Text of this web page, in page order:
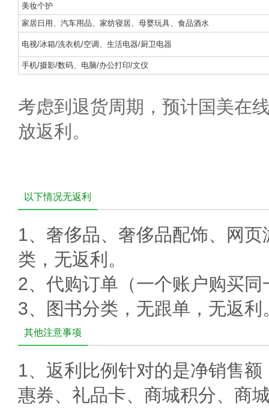
美妆个护
家居日用、汽车用品、家纺寝居、母婴玩具、食品酒水
电视/冰箱/洗衣机/空调、生活电器/厨卫电器
手机/摄影/数码、电脑/办公打印/文仪
考虑到退货周期，预计国美在
放返利。
以下情况无返利
1、 奢侈品、奢侈品配饰、网
类，无返利。
2、 代购订单（一个账户购买
3、
图书分类，无跟单，无返利
其他注意事项
1、返利比例针对的是净销售
惠券、礼品卡、商城积分、商